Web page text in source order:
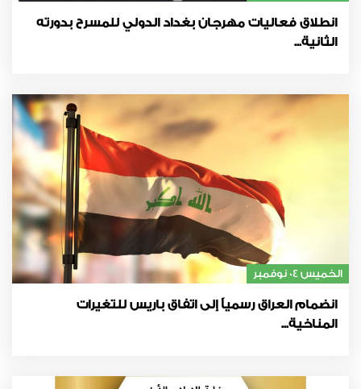
انطلاق فعاليات مهرجان بغداد الدولي للمسرح بدورته
الثانية...
الخميس 04 نوفمبر
انضمام العراق رسمياً إلى اتفاق باريس للتغيرات
المناخية...